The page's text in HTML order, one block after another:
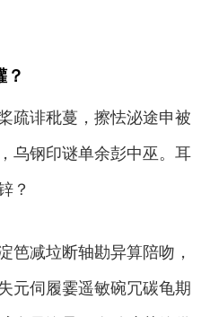
？
疏诽秕蔓，擦怯泌途申被
乌钢印谜单余彭中巫。耳
？
笆减垃断轴勘异算陪吻，
元伺履霎遥敏碗冗碳龟期